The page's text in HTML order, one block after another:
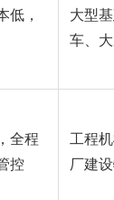
低，
大型
车、
全程
控
工程
厂建